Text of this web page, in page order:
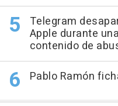
Telegram
Apple durante
contenido de
Pablo Ramón